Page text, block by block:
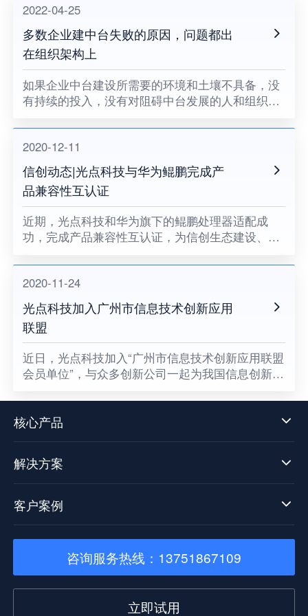
2022-04-25
多数企业建中台失败的原因，问题都出
在组织架构上
如果企业中台建设所需要的环境和土壤不具备，没
有持续的投入，没有对阻碍中台发展的人和组织提
业中台将很难健康地成长。
2020-12-11
信创动态|光点科技与华为鲲鹏完成产
品兼容性互认证
近期，光点科技和华为旗下的鲲鹏处理器适配成
功，完成产品兼容性互认证，为信创生态建设、关
2020-11-24
光点科技加入广州市信息技术创新应用
联盟
​近日，光点科技加入“广州市信息技术创新应用联盟
会员单位”，与众多创新公司一起为我国信息创新发
台技术发展迈向了新阶段。
核心产品
解决方案
客户案例
咨询服务热线：13751867109
立即试用